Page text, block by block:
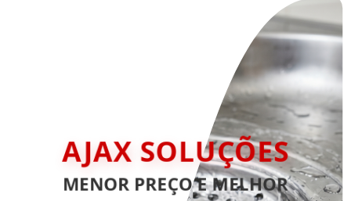
AJAX SOLUÇÕES
MENOR PREÇO E MELHOR